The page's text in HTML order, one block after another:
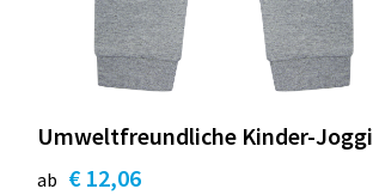
Umweltfreundliche Kinder-
ab € 12,06